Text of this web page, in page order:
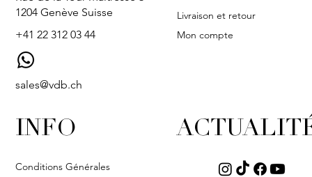
1204 Genève Suisse
+41 22 312 03 44
sales@vdb.ch
Livraison et retour
Mon compte
INFO
Conditions Générales